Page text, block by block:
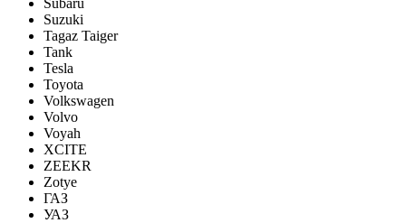
Subaru
Suzuki
Tagaz Taiger
Tank
Tesla
Toyota
Volkswagen
Volvo
Voyah
XCITE
ZEEKR
Zotye
ГАЗ
УАЗ